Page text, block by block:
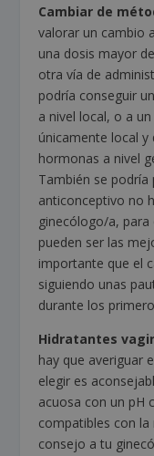
Cambiar de
valorar un cambio
una dosis mayor
otra vía de
podría conseguir
a nivel local, o a
únicamente local y
hormonas a nivel
También se
anticonceptivo no
ginecólogo/a, para
pueden ser las
importante que el
siguiendo unas
durante los
Hidratantes
hay que averiguar
elegir es
acuosa con un pH
compatibles con
consejo a tu